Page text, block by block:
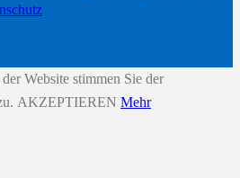
Website stimmen Sie der
AKZEPTIEREN Mehr